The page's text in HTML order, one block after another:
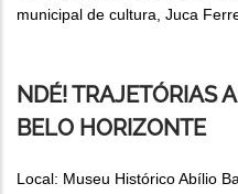
municipal de cultura, Juca
NDÉ! TRAJETÓRIAS
BELO HORIZONTE
Local: Museu Histórico Abílio